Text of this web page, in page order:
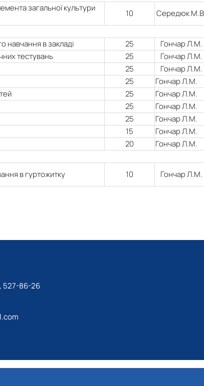
загальної культури
10
Середюк
навчання в закладі 25
Гончар Л.М.
тестувань 25
Гончар Л.М.
25
Гончар Л.М.
25
Гончар Л.М.
25
Гончар Л.М.
25
Гончар Л.М.
25
Гончар Л.М.
15
Гончар Л.М.
20
Гончар Л.М.
в гуртожитку 10 Гончар Л.М.
527-86-26